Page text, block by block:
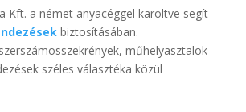
Kft. a német anyacéggel karöltve segít
biztosításában.
műhelyasztalok
széles választéka közül